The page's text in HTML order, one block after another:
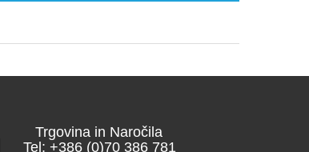
Trgovina in Naročila
Tel: +386 (0)70 386 781